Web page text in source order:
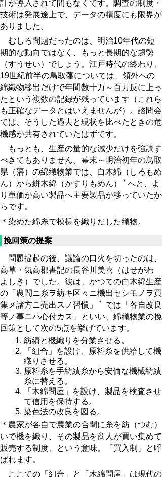
計が導入されて間もなくです。調査の制度・
技術は発展途上で、データの精度にも限界が
ありました。
むしろ問題だったのは、明治10年代の短
期的な動向ではなく、もっと長期的な趨勢
（すうせい）でしょう。江戸時代の終わり、
19世紀前半の鳥取藩については、領外への
綿織物移出だけで年間数十万～百万反に上っ
たという複数の記録が残っています（これら
も正確なデータとはいえませんが）。諮問会
では、そうした過去と現状を比べたときの危
機感が共有されていたはずです。
もっとも、生産の量的な減少だけを強調す
べきでもありません。幕末～明治初年の鳥取
県（藩）の綿織物業では、白木綿（しろもめ
ん）から絣木綿（かすりもめん）
＊ へと、よ
り単価が高い製品へ主要製品が移っていたか
らです。
＊染めた綿糸で模様を織りだした織物。
挽回策の提案
問題提起の後、議論の口火を切ったのは、
高草・気高郡書記の長谷川美喜（はせがわ
よしき）でした。彼は、かつての白木綿生産
の「農間ニ糸ヲ紡キ区々ニ機出セシモノヲ買
集メ諸方ニ売出スノ習慣」
＊
では「各自改良
等ノ事ニハ心付カス」といい、綿織物業の挽
回策として次の5点を挙げています。
紡績と機織りを分業させる。
「組合」を設け、原料糸を供給して機
織りさせる。
原料糸を手紡績糸から安価な機械紡績
糸に替える。
「木綿問屋」を設け、製品を検査させ
て信用を保持する。
染色法の改良を図る。
＊農家が各自で農業の合間に糸を紡（つむ）
いで機を織り、その製品を商人が買い集めて
販売する制度、という意味。「買入制」と呼
ばれます。
ここでの「組合」と「木綿問屋」は現代の